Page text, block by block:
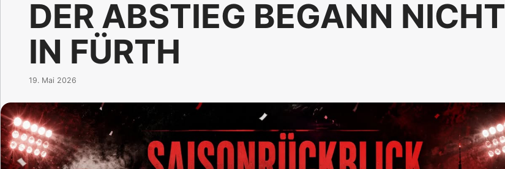
DER ABSTIEG BEGANN NICHT
IN FÜRTH
19. Mai 2026